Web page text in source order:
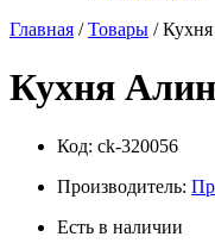
Главная /Товары /
Кухня
Код: ck-320056
Производитель:
Есть в наличии